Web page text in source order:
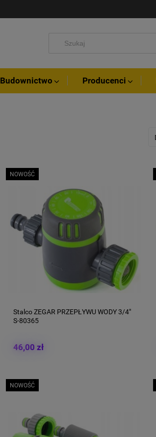
Budownictwo Producenci
Stalco ZEGAR PRZEPŁYWU WODY 3/4"
S-80365
46,00 zł
NOWOŚĆ
NOWOŚĆ